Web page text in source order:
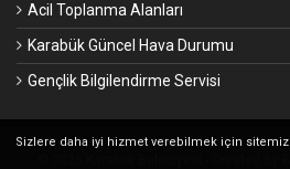
Acil Toplanma Alanları
Karabük Güncel Hava Durumu
Gençlik Bilgilendirme Servisi
Sizlere daha iyi hizmet verebilmek için